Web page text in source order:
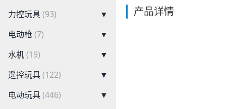
力控玩具(93)
▼
电动枪 (7)
▼
水机(19)
▼
遥控玩具(122)
▼
电动玩具(446)
▼
产品详情